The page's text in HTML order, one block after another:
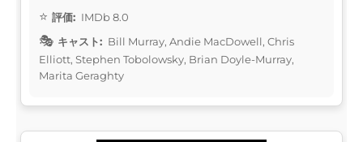
評価: IMDb 8.0
キャスト: Bill Murray, Andie MacDowell, Chris
Elliott, Stephen Tobolowsky, Brian Doyle-Murray,
Marita Geraghty